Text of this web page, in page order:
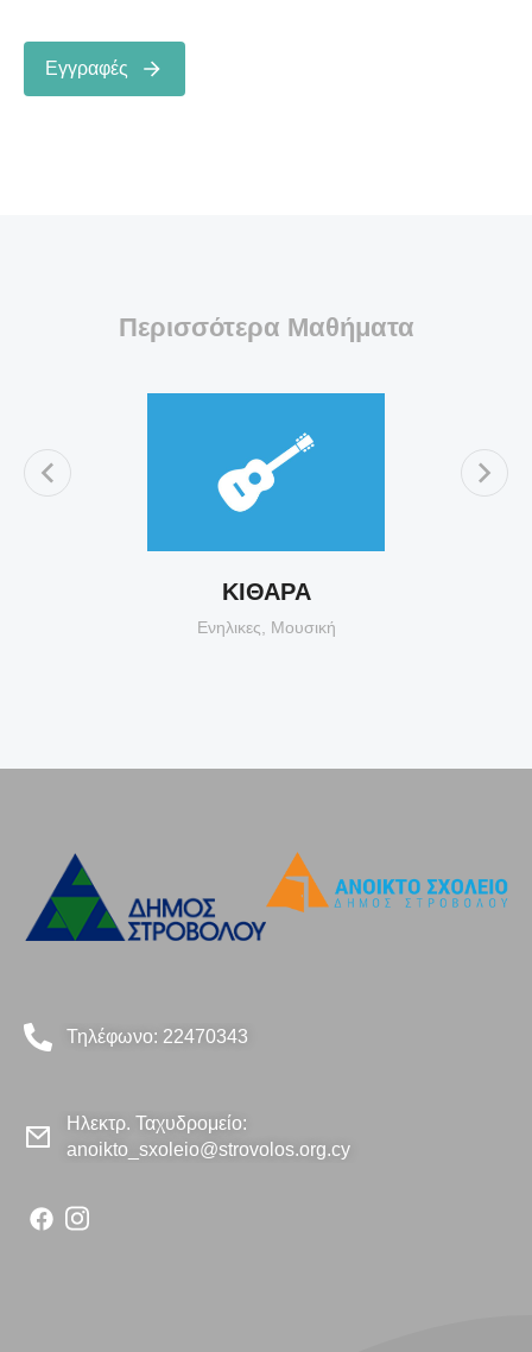
Εγγραφές
Περισσότερα Μαθήματα
ΚΙΘΑΡΑ
Ενηλικες, Μουσική
Τηλέφωνο: 22470343
Ηλεκτρ. Ταχυδρομείο:
anoikto_sxoleio@strovolos.org.cy